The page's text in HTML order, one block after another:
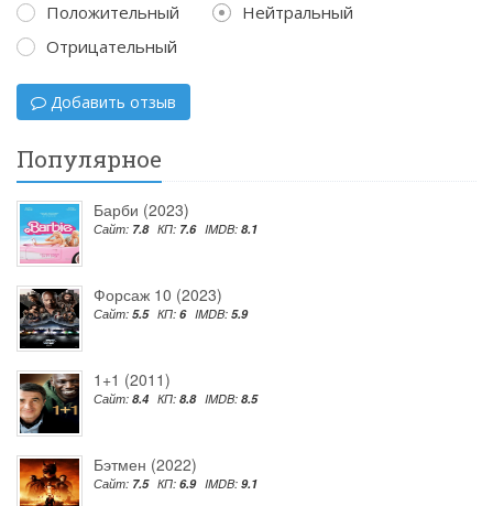
Положительный
Нейтральный
Отрицательный
Добавить отзыв
Популярное
Барби (2023)
Сайт: 7.8 КП: 7.6 IMDB: 8.1
Форсаж 10 (2023)
Сайт: 5.5 КП: 6 IMDB: 5.9
1+1 (2011)
Сайт: 8.4 КП: 8.8 IMDB: 8.5
Бэтмен (2022)
Сайт: 7.5 КП: 6.9 IMDB: 9.1